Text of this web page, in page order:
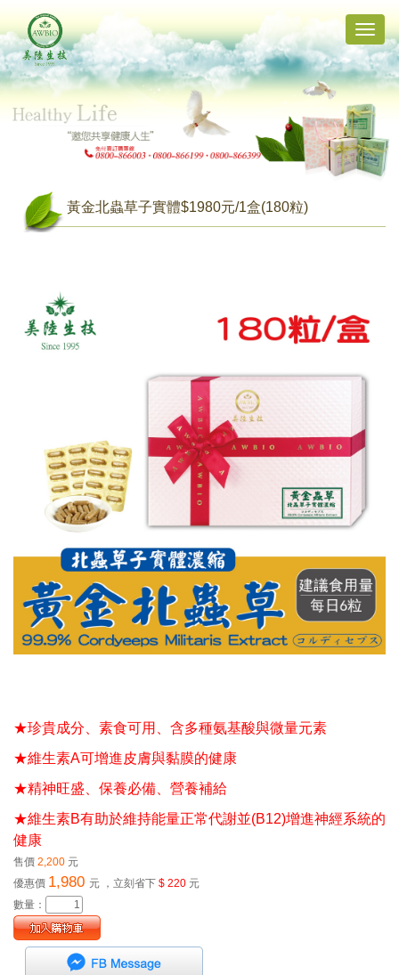
Toggle
黃金北蟲草子實體$1980元/1盒(180粒)
★珍貴成分、素食可用、含多種氨基酸與微量元素
★維生素A可增進皮膚與黏膜的健康
★精神旺盛、保養必備、營養補給
★維生素B有助於維持能量正常代謝並(B12)增進神經系統的
健康
售價 2,200 元
優惠價 1,980 元 ，立刻省下 $ 220 元
數量：